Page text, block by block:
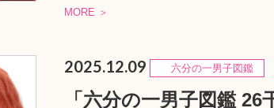
MORE ＞
2025.12.09 六分の一男子図鑑
「六分の一男子図鑑